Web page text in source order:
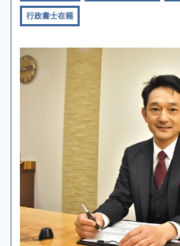
行政書士在籍